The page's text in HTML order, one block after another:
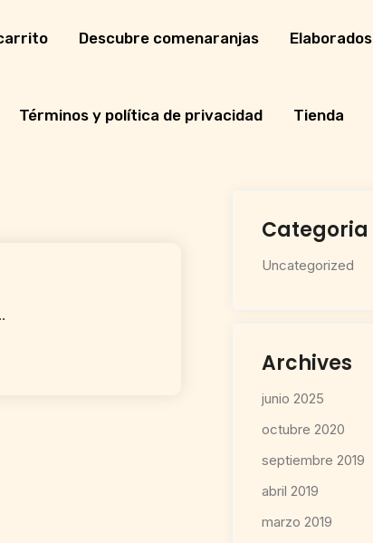
Descubre comenaranjas Elaborados
Términos y política de privacidad Tienda
Categoria
Uncategorized
Archives
junio 2025
octubre 2020
septiembre 2019
abril 2019
marzo 2019